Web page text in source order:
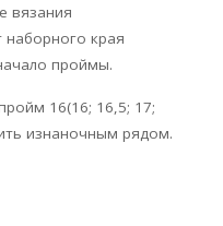
вязания
наборного края
проймы.
16(16; 16,5; 17;
изнаночным рядом.